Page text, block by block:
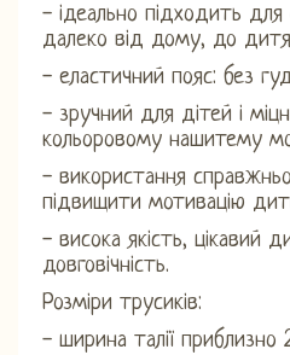
- ідеально підходить для
далеко від дому, до
- еластичний пояс: без
- зручний для дітей і
кольоровому нашитему
- використання
підвищити мотивацію
- висока якість, цікавий
довговічність.
Розміри трусиків:
- ширина талії приблизно